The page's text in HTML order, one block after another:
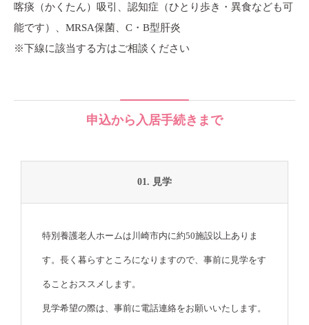
喀痰（かくたん）吸引、認知症（ひとり歩き・異食なども可
能です）、MRSA保菌、C・B型肝炎
※下線に該当する方はご相談ください
申込から入居手続きまで
01. 見学
特別養護老人ホームは川崎市内に約50施設以上ありま
す。長く暮らすところになりますので、事前に見学をす
ることおススメします。
見学希望の際は、事前に電話連絡をお願いいたします。